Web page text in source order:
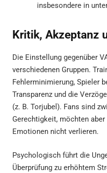
insbesondere in
Kritik, Akzeptanz
Die Einstellung gegenüber
verschiedenen Gruppen.
Fehlerminimierung, Spieler
Transparenz und die
(z. B. Torjubel). Fans sind
Gerechtigkeit, möchten
Emotionen nicht verlieren.
Psychologisch führt die
Überprüfung zu erhöhtem